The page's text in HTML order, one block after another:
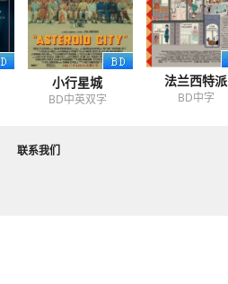
小行星城
BD中英双字
法兰西特派
BD中字
联系我们